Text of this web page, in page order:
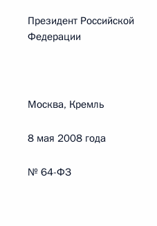
Президент Российской
Федерации
Москва, Кремль
8 мая 2008 года
№ 64-ФЗ